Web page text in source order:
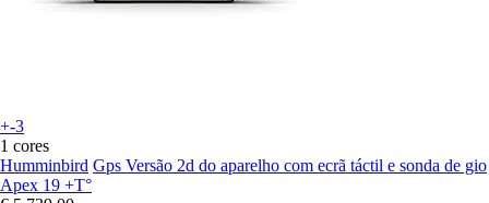
+-3
1 cores
Humminbird Gps Versão 2d do aparelho com ecrã táctil e sonda de gio
Apex 19 +T°